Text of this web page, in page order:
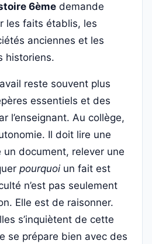
6ème demande
les faits établis, les
anciennes et les
historiens.
reste souvent plus
essentiels et des
l’enseignant. Au collège,
Il doit lire une
document, relever une
pourquoiun fait est
n’est pas seulement
Elle est de raisonner.
s’inquiètent de cette
se prépare bien avec des